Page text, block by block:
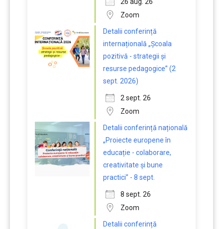
Zoom
Detalii conferință
internațională „Școala
pozitivă - strategii și
resurse pedagogice” (2
sept. 2026)
2 sept. 26
Zoom
Detalii conferință națională
„Proiecte europene în
educație - colaborare,
creativitate și bune
practici” - 8 sept.
8 sept. 26
Zoom
Detalii conferință